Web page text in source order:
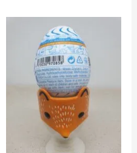
Aucune légende